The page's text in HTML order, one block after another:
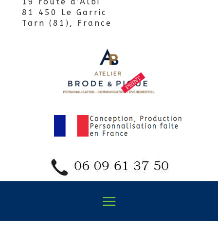
81 450 Le Garric
Tarn (81), France